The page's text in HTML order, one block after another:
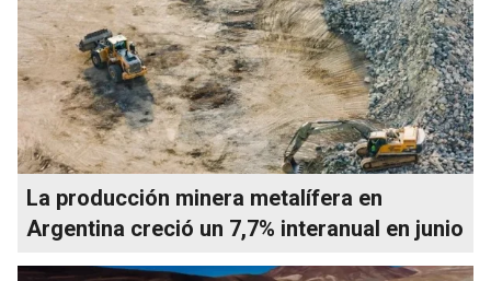
La producción minera metalífera en
Argentina creció un 7,7% interanual en junio